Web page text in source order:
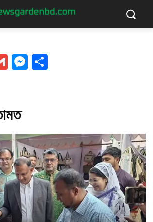
GmailMessenger